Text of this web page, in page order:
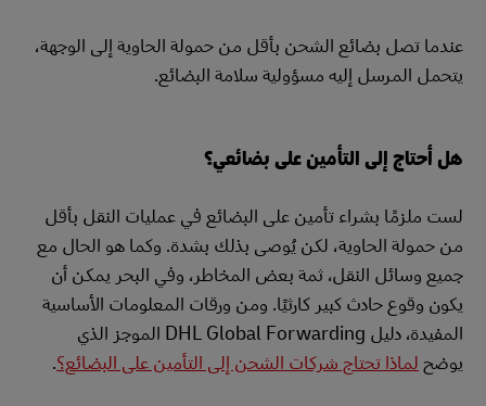
عندما تصل بضائع الشحن بأقل من حمولة الحاوية إلى الوجهة،
يتحمل المرسل إليه مسؤولية سلامة البضائع.
هل أحتاج إلى التأمين على بضائعي؟
لست ملزمًا بشراء تأمين على البضائع في عمليات النقل بأقل
من حمولة الحاوية، لكن يُوصى بذلك بشدة. وكما هو الحال مع
جميع وسائل النقل، ثمة بعض المخاطر، وفي البحر يمكن أن
يكون وقوع حادث كبير كارثيًا. ومن ورقات المعلومات الأساسية
المفيدة، دليل DHL Global Forwarding الموجز الذي
يوضح لماذا تحتاج شركات الشحن إلى التأمين على البضائع؟.